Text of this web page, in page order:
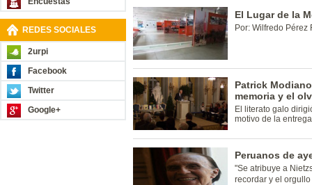
REDES SOCIALES
2urpi
Facebook
Twitter
Google+
El Lugar de la
Por: Wilfredo Pérez
Patrick
memoria y el
El literato galo
motivo de la
Peruanos de
"Se atribuye a
recordar y el orgullo